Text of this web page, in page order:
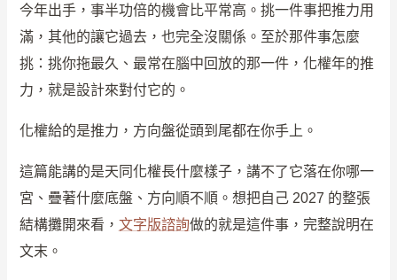
今年出手，事半功倍的機會比平常高。挑一件事把推力用
滿，其他的讓它過去，也完全沒關係。至於那件事怎麼
挑：挑你拖最久、最常在腦中回放的那一件，化權年的推
力，就是設計來對付它的。
化權給的是推力，方向盤從頭到尾都在你手上。
這篇能講的是天同化權長什麼樣子，講不了它落在你哪一
宮、疊著什麼底盤、方向順不順。想把自己 2027 的整張
結構攤開來看， 文字版諮詢做的就是這件事，完整說明在
文末。